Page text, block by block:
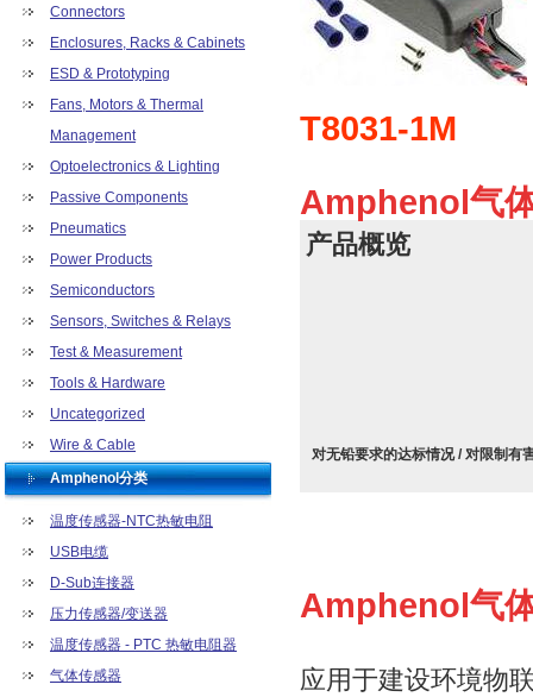
Connectors
Enclosures, Racks & Cabinets
ESD & Prototyping
Fans, Motors & Thermal
Management
Optoelectronics & Lighting
Passive Components
Pneumatics
Power Products
Semiconductors
Sensors, Switches & Relays
Test & Measurement
Tools & Hardware
Uncategorized
Wire & Cable
Amphenol分类
温度传感器-NTC热敏电阻
USB电缆
D-Sub连接器
压力传感器/变送器
温度传感器 - PTC 热敏电阻器
气体传感器
T8031-1M
Amphenol气
产品概览
对无铅要求的达标情况 / 对限制有
Amphenol气
应用于建设环境物